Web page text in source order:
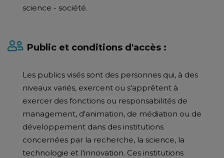
science - société.
Public et conditions d'accès :
Les publics visés sont des personnes qui, à des
niveaux variés, exercent ou s'apprêtent à
exercer des fonctions ou responsabilités de
management, d'animation, de médiation ou de
développement dans des institutions
concernées par la recherche, la science, la
technologie et l'innovation. Ces institutions